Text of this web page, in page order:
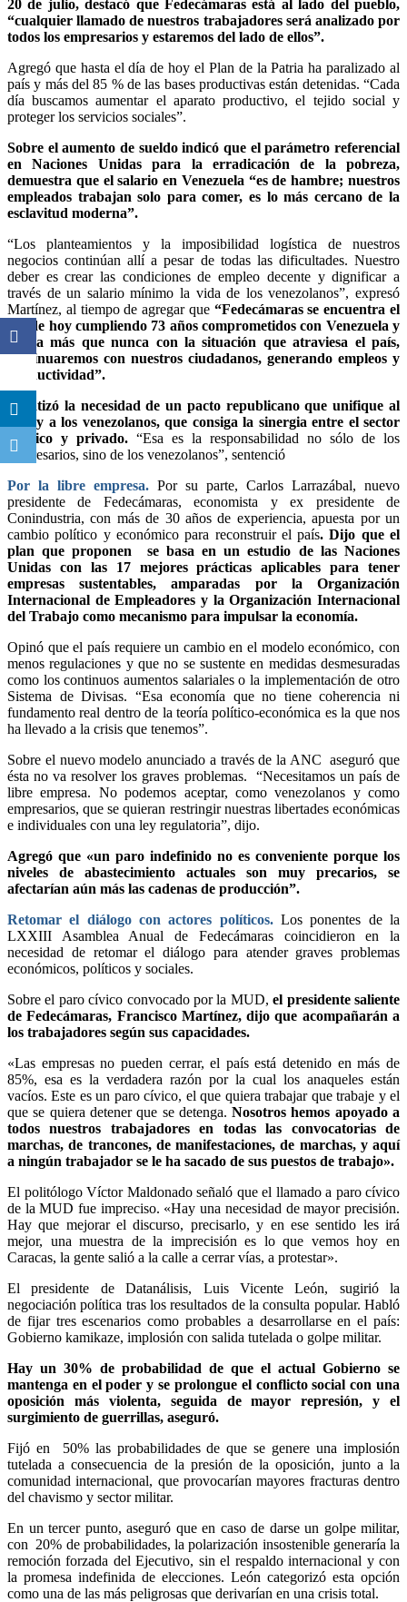
20 de julio, destacó que Fedecámaras está al lado del pueblo,
“cualquier llamado de nuestros trabajadores será analizado por
todos los empresarios y estaremos del lado de ellos”.
Agregó que hasta el día de hoy el Plan de la Patria ha paralizado al
país y más del 85 % de las bases productivas están detenidas. “Cada
día buscamos aumentar el aparato productivo, el tejido social y
proteger los servicios sociales”.
Sobre el aumento de sueldo indicó que el parámetro referencial
en Naciones Unidas para la erradicación de la pobreza,
demuestra que el salario en Venezuela “es de hambre; nuestros
empleados trabajan solo para comer, es lo más cercano de la
esclavitud moderna”.
“Los planteamientos y la imposibilidad logística de nuestros
negocios continúan allí a pesar de todas las dificultades. Nuestro
deber es crear las condiciones de empleo decente y dignificar a
través de un salario mínimo la vida de los venezolanos”, expresó
Martínez, al tiempo de agregar que “Fedecámaras se encuentra el
día de hoy cumpliendo 73 años comprometidos con Venezuela y
ahora más que nunca con la situación que atraviesa el país,
continuaremos con nuestros ciudadanos, generando empleos y
productividad”.
Enfatizó la necesidad de un pacto republicano que unifique al
país y a los venezolanos, que consiga la sinergia entre el sector
público y privado. “Esa es la responsabilidad no sólo de los
empresarios, sino de los venezolanos”, sentenció
Por la libre empresa. Por su parte, Carlos Larrazábal, nuevo
presidente de Fedecámaras, economista y ex presidente de
Conindustria, con más de 30 años de experiencia, apuesta por un
cambio político y económico para reconstruir el país. Dijo que el
plan que proponen se basa en un estudio de las Naciones
Unidas con las 17 mejores prácticas aplicables para tener
empresas sustentables, amparadas por la Organización
Internacional de Empleadores y la Organización Internacional
del Trabajo como mecanismo para impulsar la economía.
Opinó que el país requiere un cambio en el modelo económico, con
menos regulaciones y que no se sustente en medidas desmesuradas
como los continuos aumentos salariales o la implementación de otro
Sistema de Divisas. “Esa economía que no tiene coherencia ni
fundamento real dentro de la teoría político-económica es la que nos
ha llevado a la crisis que tenemos”.
Sobre el nuevo modelo anunciado a través de la ANC aseguró que
ésta no va resolver los graves problemas. “Necesitamos un país de
libre empresa. No podemos aceptar, como venezolanos y como
empresarios, que se quieran restringir nuestras libertades económicas
e individuales con una ley regulatoria”, dijo.
Agregó que «un paro indefinido no es conveniente porque los
niveles de abastecimiento actuales son muy precarios, se
afectarían aún más las cadenas de producción”.
Retomar el diálogo con actores políticos. Los ponentes de la
LXXIII Asamblea Anual de Fedecámaras coincidieron en la
necesidad de retomar el diálogo para atender graves problemas
económicos, políticos y sociales.
Sobre el paro cívico convocado por la MUD,el presidente saliente
de Fedecámaras, Francisco Martínez, dijo que acompañarán a
los trabajadores según sus capacidades.
«Las empresas no pueden cerrar, el país está detenido en más de
85%, esa es la verdadera razón por la cual los anaqueles están
vacíos. Este es un paro cívico, el que quiera trabajar que trabaje y el
que se quiera detener que se detenga.Nosotros hemos apoyado a
todos nuestros trabajadores en todas las convocatorias de
marchas, de trancones, de manifestaciones, de marchas, y aquí
a ningún trabajador se le ha sacado de sus puestos de trabajo».
El politólogo Víctor Maldonado señaló que el llamado a paro cívico
de la MUD fue impreciso. «Hay una necesidad de mayor precisión.
Hay que mejorar el discurso, precisarlo, y en ese sentido les irá
mejor, una muestra de la imprecisión es lo que vemos hoy en
Caracas, la gente salió a la calle a cerrar vías, a protestar».
El presidente de Datanálisis, Luis Vicente León, sugirió la
negociación política tras los resultados de la consulta popular. Habló
de fijar tres escenarios como probables a desarrollarse en el país:
Gobierno kamikaze, implosión con salida tutelada o golpe militar.
Hay un 30% de probabilidad de que el actual Gobierno se
mantenga en el poder y se prolongue el conflicto social con una
oposición más violenta, seguida de mayor represión, y el
surgimiento de guerrillas, aseguró.
Fijó en 50% las probabilidades de que se genere una implosión
tutelada a consecuencia de la presión de la oposición, junto a la
comunidad internacional, que provocarían mayores fracturas dentro
del chavismo y sector militar.
En un tercer punto, aseguró que en caso de darse un golpe militar,
con 20% de probabilidades, la polarización insostenible generaría la
remoción forzada del Ejecutivo, sin el respaldo internacional y con
la promesa indefinida de elecciones. León categorizó esta opción
como una de las más peligrosas que derivarían en una crisis total.